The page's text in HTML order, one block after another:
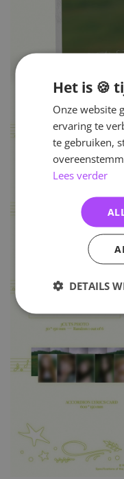
Het is 🍪
Onze website
ervaring te
te gebruiken,
Lees verder
DETAILS